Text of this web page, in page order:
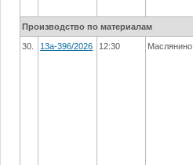
Производство по материалам
30. 13а-396/2026 12:30 Маслянино